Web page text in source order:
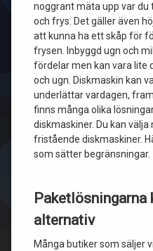
noggrant mäta upp var du
och frys. Det gäller även
att kunna ha ett skåp för
frysen. Inbyggd ugn och
fördelar men kan vara lite
och ugn. Diskmaskin kan
underlättar vardagen,
finns många olika
diskmaskiner. Du kan
fristående diskmaskiner.
som sätter begränsningar.
Paketlösningarna
alternativ
Många butiker som säljer